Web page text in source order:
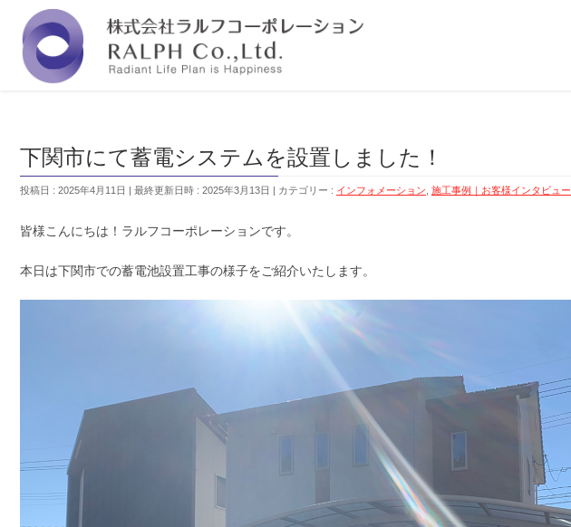
下関市にて蓄電システムを設置しました！
投稿日 : 2025年4月11日 最終更新日時 : 2025年3月13日 カテゴリー : インフォメーション 施工事例｜お客様インタビュー
皆様こんにちは！ラルフコーポレーションです。
本日は下関市での蓄電池設置工事の様子をご紹介いたします。